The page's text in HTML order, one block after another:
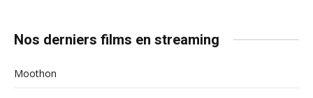
Nos derniers films en streaming
Moothon